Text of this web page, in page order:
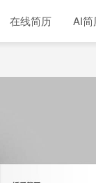
在线简历 AI简